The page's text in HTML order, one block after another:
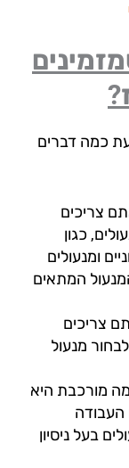
דברים
כגון
המתאים
מנעול
היא
ניסיון